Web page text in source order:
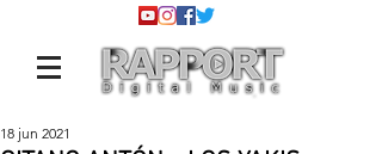
18 jun 2021